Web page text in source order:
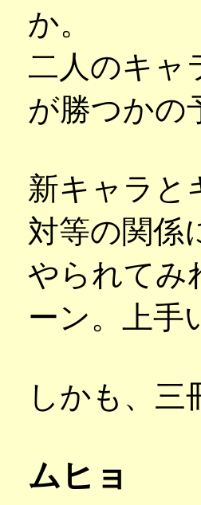
か。
二人のキャ
が勝つかの
新キャラと
対等の関係
やられてみ
ーン。上手
しかも、三
ムヒョ